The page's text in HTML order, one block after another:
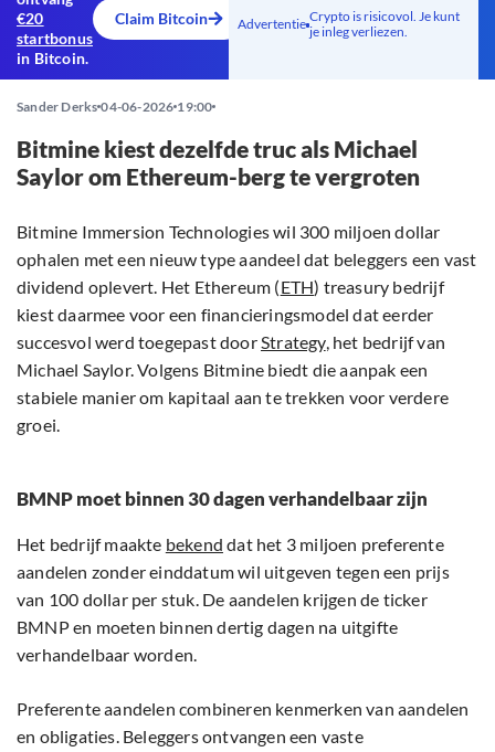
€20
startbonus
in Bitcoin.
Claim Bitcoin Advertentie Crypto is risicovol. Je kunt
je inleg verliezen.
Sander Derks 04-06-2026 19:00
Bitmine kiest dezelfde truc als Michael
Saylor om Ethereum-berg te vergroten
Bitmine Immersion Technologies wil 300 miljoen dollar
ophalen met een nieuw type aandeel dat beleggers een vast
dividend oplevert. Het Ethereum (ETH) treasury bedrijf
kiest daarmee voor een financieringsmodel dat eerder
succesvol werd toegepast doorStrategy, het bedrijf van
Michael Saylor. Volgens Bitmine biedt die aanpak een
stabiele manier om kapitaal aan te trekken voor verdere
groei.
BMNP moet binnen 30 dagen verhandelbaar zijn
Het bedrijf maakte bekend dat het 3 miljoen preferente
aandelen zonder einddatum wil uitgeven tegen een prijs
van 100 dollar per stuk. De aandelen krijgen de ticker
BMNP en moeten binnen dertig dagen na uitgifte
verhandelbaar worden.
Preferente aandelen combineren kenmerken van aandelen
en obligaties. Beleggers ontvangen een vaste